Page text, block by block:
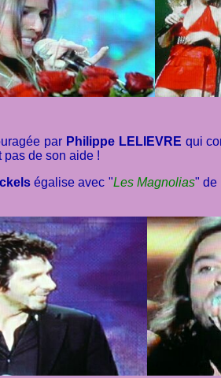
par Philippe LELIEVRE qui
de son aide !
égalise avec "Les Magnolias" de